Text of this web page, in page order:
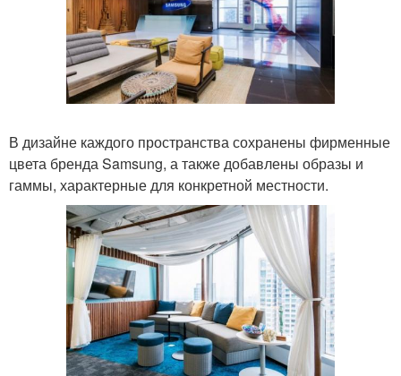
В дизайне каждого пространства сохранены фирменные
цвета бренда Samsung, а также добавлены образы и
гаммы, характерные для конкретной местности.